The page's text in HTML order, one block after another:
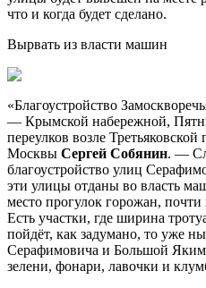
что и когда будет сделано.
Вырвать из власти машин
«Благоустройство
— Крымской набережной,
переулков возле
Москвы Сергей Собянин. —
благоуст­ройство улиц
эти улицы отданы во власть
место прогулок горожан,
Есть участки, где ширина
пойдёт, как задумано, то уже
Серафимовича и Большой
зелени, фонари, лавочки и